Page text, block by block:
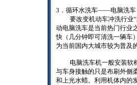
3 ．循环水洗车——电脑洗车
要改变机动车冲洗行业
动电脑洗车是当前热门行业
快（几分钟即可清洗一辆车
为当前国内大城市较为普及
电脑洗车机一般安装软
与车身接触的只是布刷外侧
和上光水蜡。利用机体内的